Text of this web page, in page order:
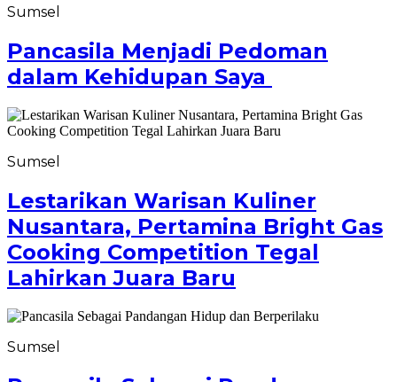
Sumsel
Pancasila Menjadi Pedoman
dalam Kehidupan Saya
Sumsel
Lestarikan Warisan Kuliner
Nusantara, Pertamina Bright Gas
Cooking Competition Tegal
Lahirkan Juara Baru
Sumsel